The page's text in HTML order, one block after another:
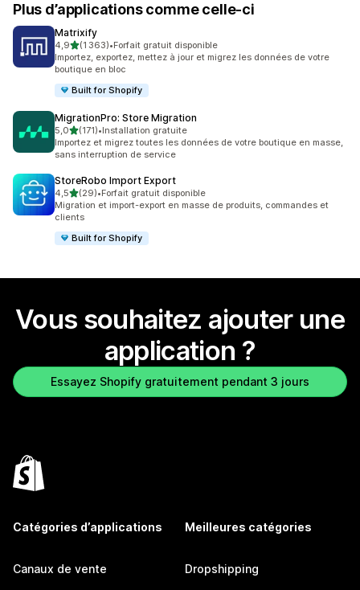
Plus d’applications comme celle-ci
Matrixify
4,9étoile(s) sur 5
(1 363)
1363 avis au total
•Forfait gratuit disponible
Importez, exportez, mettez à jour et migrez les données de votre
boutique en bloc
Built for Shopify
MigrationPro: Store Migration
5,0étoile(s) sur 5
(171)
171 avis au total
•Installation gratuite
Importez et migrez toutes les données de votre boutique en masse,
sans interruption de service
StoreRobo Import Export
4,5étoile(s) sur 5
(29)
29 avis au total
•Forfait gratuit disponible
Migration et import-export en masse de produits, commandes et
clients
Built for Shopify
Vous souhaitez ajouter une
application ?
Essayez Shopify gratuitement pendant 3 jours
Catégories d’applications
Canaux de vente
Meilleures catégories
Dropshipping